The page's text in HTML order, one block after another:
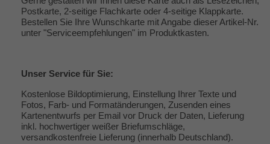
Postkarte, 2-seitige Flachkarte oder 4-seitige Klappkarte.
Bestellen Sie Ihre Wunschkarte mit Angabe dieser Artikel-Nr.
unter "Serviceempfehlungen" im Produktkasten.
Unser Service für Sie:
Kostenlose Bildoptimierung, Einstellung Ihrer Texte und
Fotos, Farb- und Formatänderungen, Zusenden eines
Kartenentwurfs per Email vor Druck der Daten, Lieferung
inkl. hochwertiger weißer Briefumschläge,
versandkostenfreie Lieferung (innerhalb Deutschland).